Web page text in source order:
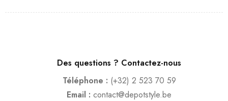
Des questions ? Contactez-nous
Téléphone : (+32) 2 523 70 59
Email : contact@depotstyle.be